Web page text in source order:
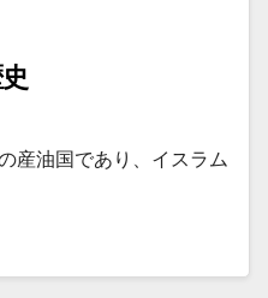
産油国であり、イスラム